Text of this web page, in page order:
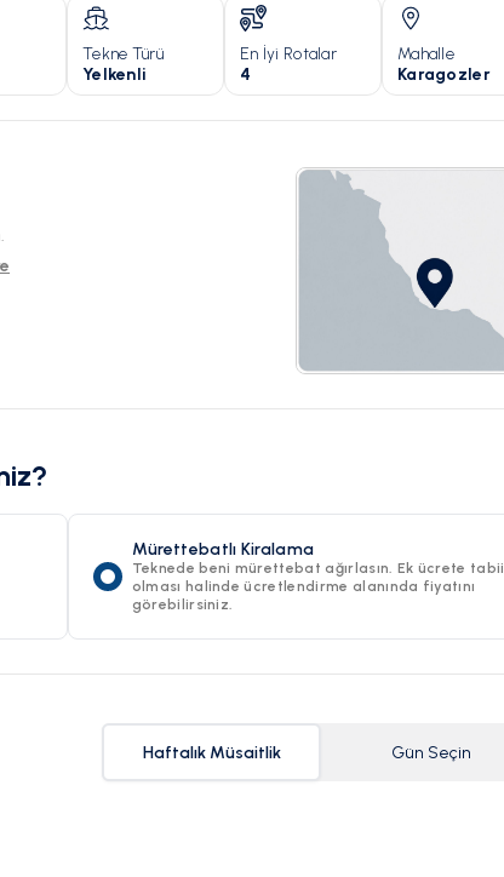
Tekne Türü
Yelkenli
En İyi Rotalar
4
Mahalle
Karagozler
Mürettebatlı Kiralama
Teknede beni mürettebat ağırlasın. Ek ücrete tabii
olması halinde ücretlendirme alanında fiyatını
görebilirsiniz.
Haftalık Müsaitlik Gün Seçin